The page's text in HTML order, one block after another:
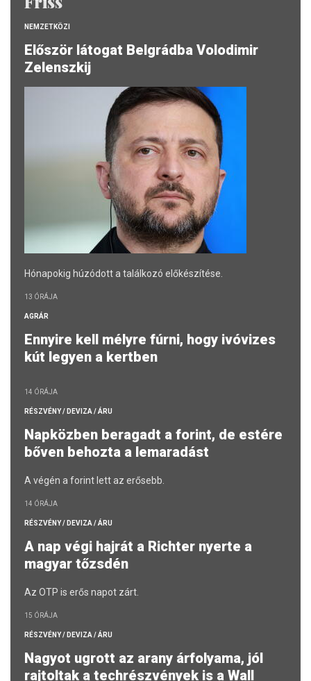
NEMZETKÖZI
Először látogat Belgrádba Volodimir
Zelenszkij
Hónapokig húzódott a találkozó előkészítése.
13 ÓRÁJA
AGRÁR
Ennyire kell mélyre fúrni, hogy ivóvizes
kút legyen a kertben
14 ÓRÁJA
RÉSZVÉNY / DEVIZA / ÁRU
Napközben beragadt a forint, de estére
bőven behozta a lemaradást
A végén a forint lett az erősebb.
14 ÓRÁJA
RÉSZVÉNY / DEVIZA / ÁRU
A nap végi hajrát a Richter nyerte a
magyar tőzsdén
Az OTP is erős napot zárt.
15 ÓRÁJA
RÉSZVÉNY / DEVIZA / ÁRU
Nagyot ugrott az arany árfolyama, jól
rajtoltak a techrészvények is a Wall